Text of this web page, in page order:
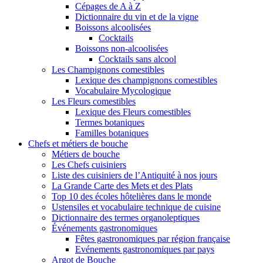
Cépages de A à Z
Dictionnaire du vin et de la vigne
Boissons alcoolisées
Cocktails
Boissons non-alcoolisées
Cocktails sans alcool
Les Champignons comestibles
Lexique des champignons comestibles
Vocabulaire Mycologique
Les Fleurs comestibles
Lexique des Fleurs comestibles
Termes botaniques
Familles botaniques
Chefs et métiers de bouche
Métiers de bouche
Les Chefs cuisiniers
Liste des cuisiniers de l’Antiquité à nos jours
La Grande Carte des Mets et des Plats
Top 10 des écoles hôtelières dans le monde
Ustensiles et vocabulaire technique de cuisine
Dictionnaire des termes organoleptiques
Événements gastronomiques
Fêtes gastronomiques par région française
Evénements gastronomiques par pays
Argot de Bouche